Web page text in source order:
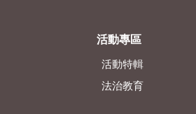
活動專區
活動特輯
法治教育